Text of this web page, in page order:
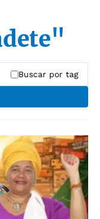
Buscar por tag